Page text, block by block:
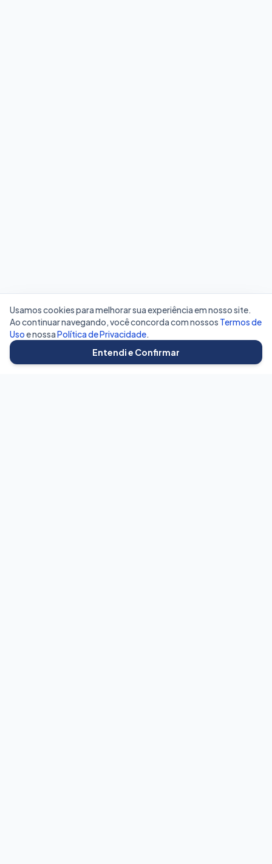
Usamos cookies para melhorar sua experiência em nosso site.
Ao continuar navegando, você concorda com nossos Termos de
Usoe nossaPolítica de Privacidade.
Entendi e Confirmar